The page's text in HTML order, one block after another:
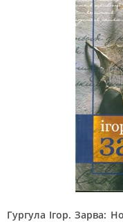
Гургула Ігор. Зарва: